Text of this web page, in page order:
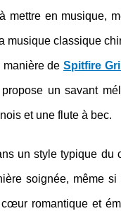
mettre en musique,
musique classique
manière deSpitfire Grill
propose un savant
et une flute à bec.
un style typique
soignée, même
romantique et